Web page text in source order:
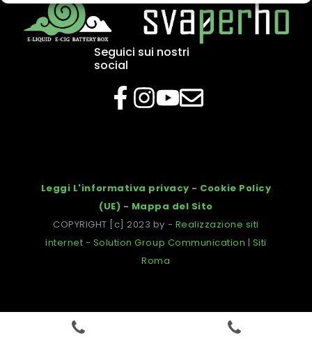
Seguici sui nostri
social
Leggi L'informativa privacy - Cookie Policy
(UE) - Mappa del Sito
COPYRIGHT [c] 2023 by - Realizzazione siti
internet - Solution Group Communication | Siti
Roma